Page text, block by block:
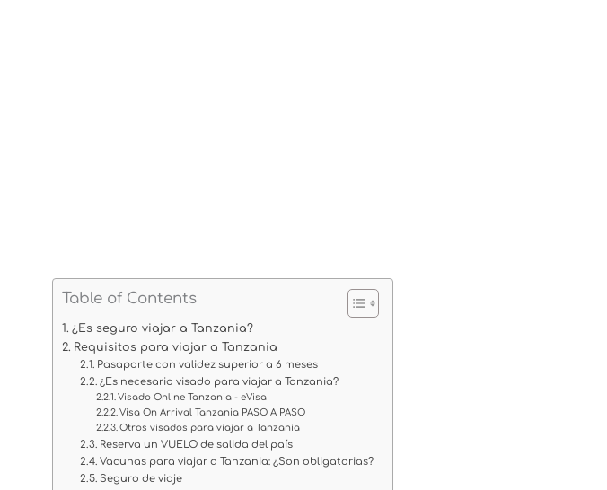
Table of Contents
¿Es seguro viajar a Tanzania?
Requisitos para viajar a Tanzania
Pasaporte con validez superior a 6 meses
¿Es necesario visado para viajar a Tanzania?
Visado Online Tanzania - eVisa
Visa On Arrival Tanzania PASO A PASO
Otros visados para viajar a Tanzania
Reserva un VUELO de salida del país
Vacunas para viajar a Tanzania: ¿Son obligatorias?
Seguro de viaje